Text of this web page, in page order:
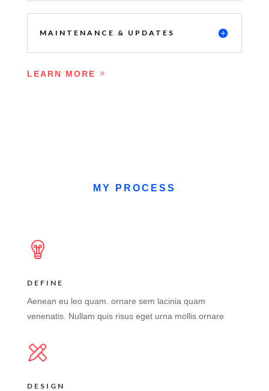
MAINTENANCE & UPDATES
LEARN MORE
MY PROCESS
DEFINE
Aenean eu leo quam. ornare sem lacinia quam
venenatis. Nullam quis risus eget urna mollis ornare
DESIGN